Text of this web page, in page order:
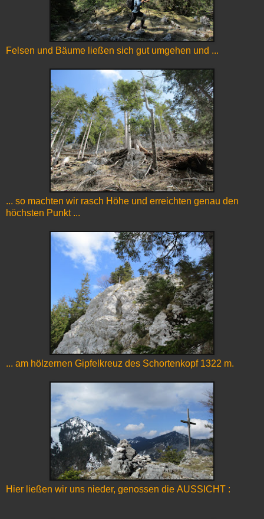
Felsen und Bäume ließen sich gut umgehen und ...
... so machten wir rasch Höhe und erreichten genau den
höchsten Punkt ...
... am hölzernen Gipfelkreuz des Schortenkopf 1322 m.
Hier ließen wir uns nieder, genossen die AUSSICHT :